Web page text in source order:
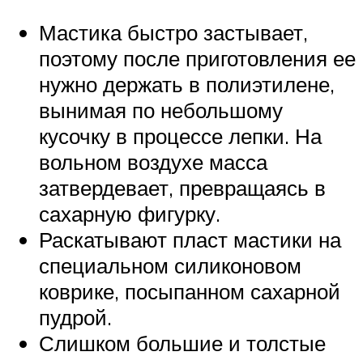
Мастика быстро застывает,
поэтому после приготовления ее
нужно держать в полиэтилене,
вынимая по небольшому
кусочку в процессе лепки. На
вольном воздухе масса
затвердевает, превращаясь в
сахарную фигурку.
Раскатывают пласт мастики на
специальном силиконовом
коврике, посыпанном сахарной
пудрой.
Слишком большие и толстые